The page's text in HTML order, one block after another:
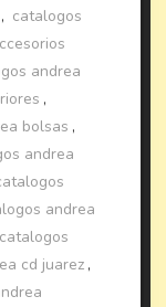
, catalogos
andrea
,
bolsas ,
andrea
andrea
catalogos
cd juarez ,